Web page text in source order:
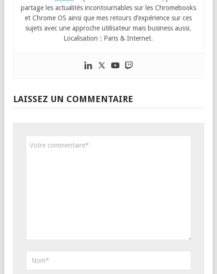
partage les actualités incontournables sur les Chromebooks
et Chrome OS ainsi que mes retours d’expérience sur ces
sujets avec une approche utilisateur mais business aussi.
Localisation : Paris & Internet.
LAISSEZ UN COMMENTAIRE